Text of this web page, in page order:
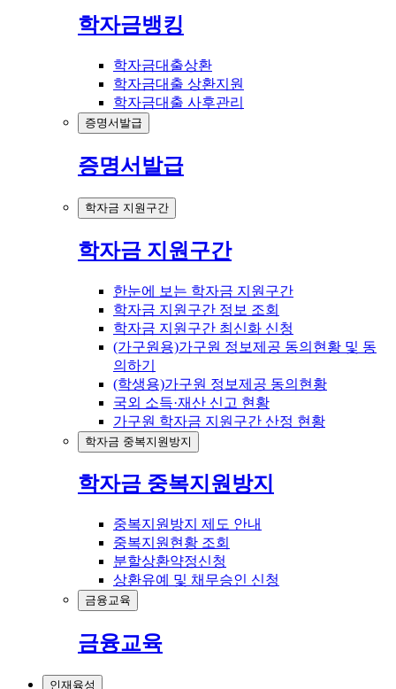
학자금뱅킹
학자금대출상환
학자금대출 상환지원
학자금대출 사후관리
증명서발급
증명서발급
학자금 지원구간
학자금 지원구간
한눈에 보는 학자금 지원구간
학자금 지원구간 정보 조회
학자금 지원구간 최신화 신청
(가구원용)가구원 정보제공 동의현황 및 동
의하기
(학생용)가구원 정보제공 동의현황
국외 소득·재산 신고 현황
가구원 학자금 지원구간 산정 현황
학자금 중복지원방지
학자금 중복지원방지
중복지원방지 제도 안내
중복지원현황 조회
분할상환약정신청
상환유예 및 채무승인 신청
금융교육
금융교육
인재육성